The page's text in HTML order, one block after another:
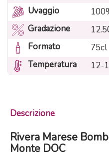
Uvaggio
Gradazione
Formato
75cl
Temperatura
12-
Descrizione
Rivera Marese
Monte DOC